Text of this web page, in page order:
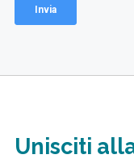
Unisciti